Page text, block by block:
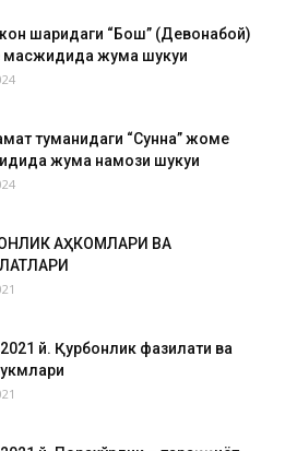
шаҳридаги “Бош” (Девонабой)
жума шукуҳи
туманидаги “Сунна” жоме
жума намози шукуҳи
АҲКОМЛАРИ ВА
й. Қурбонлик фазилати ва